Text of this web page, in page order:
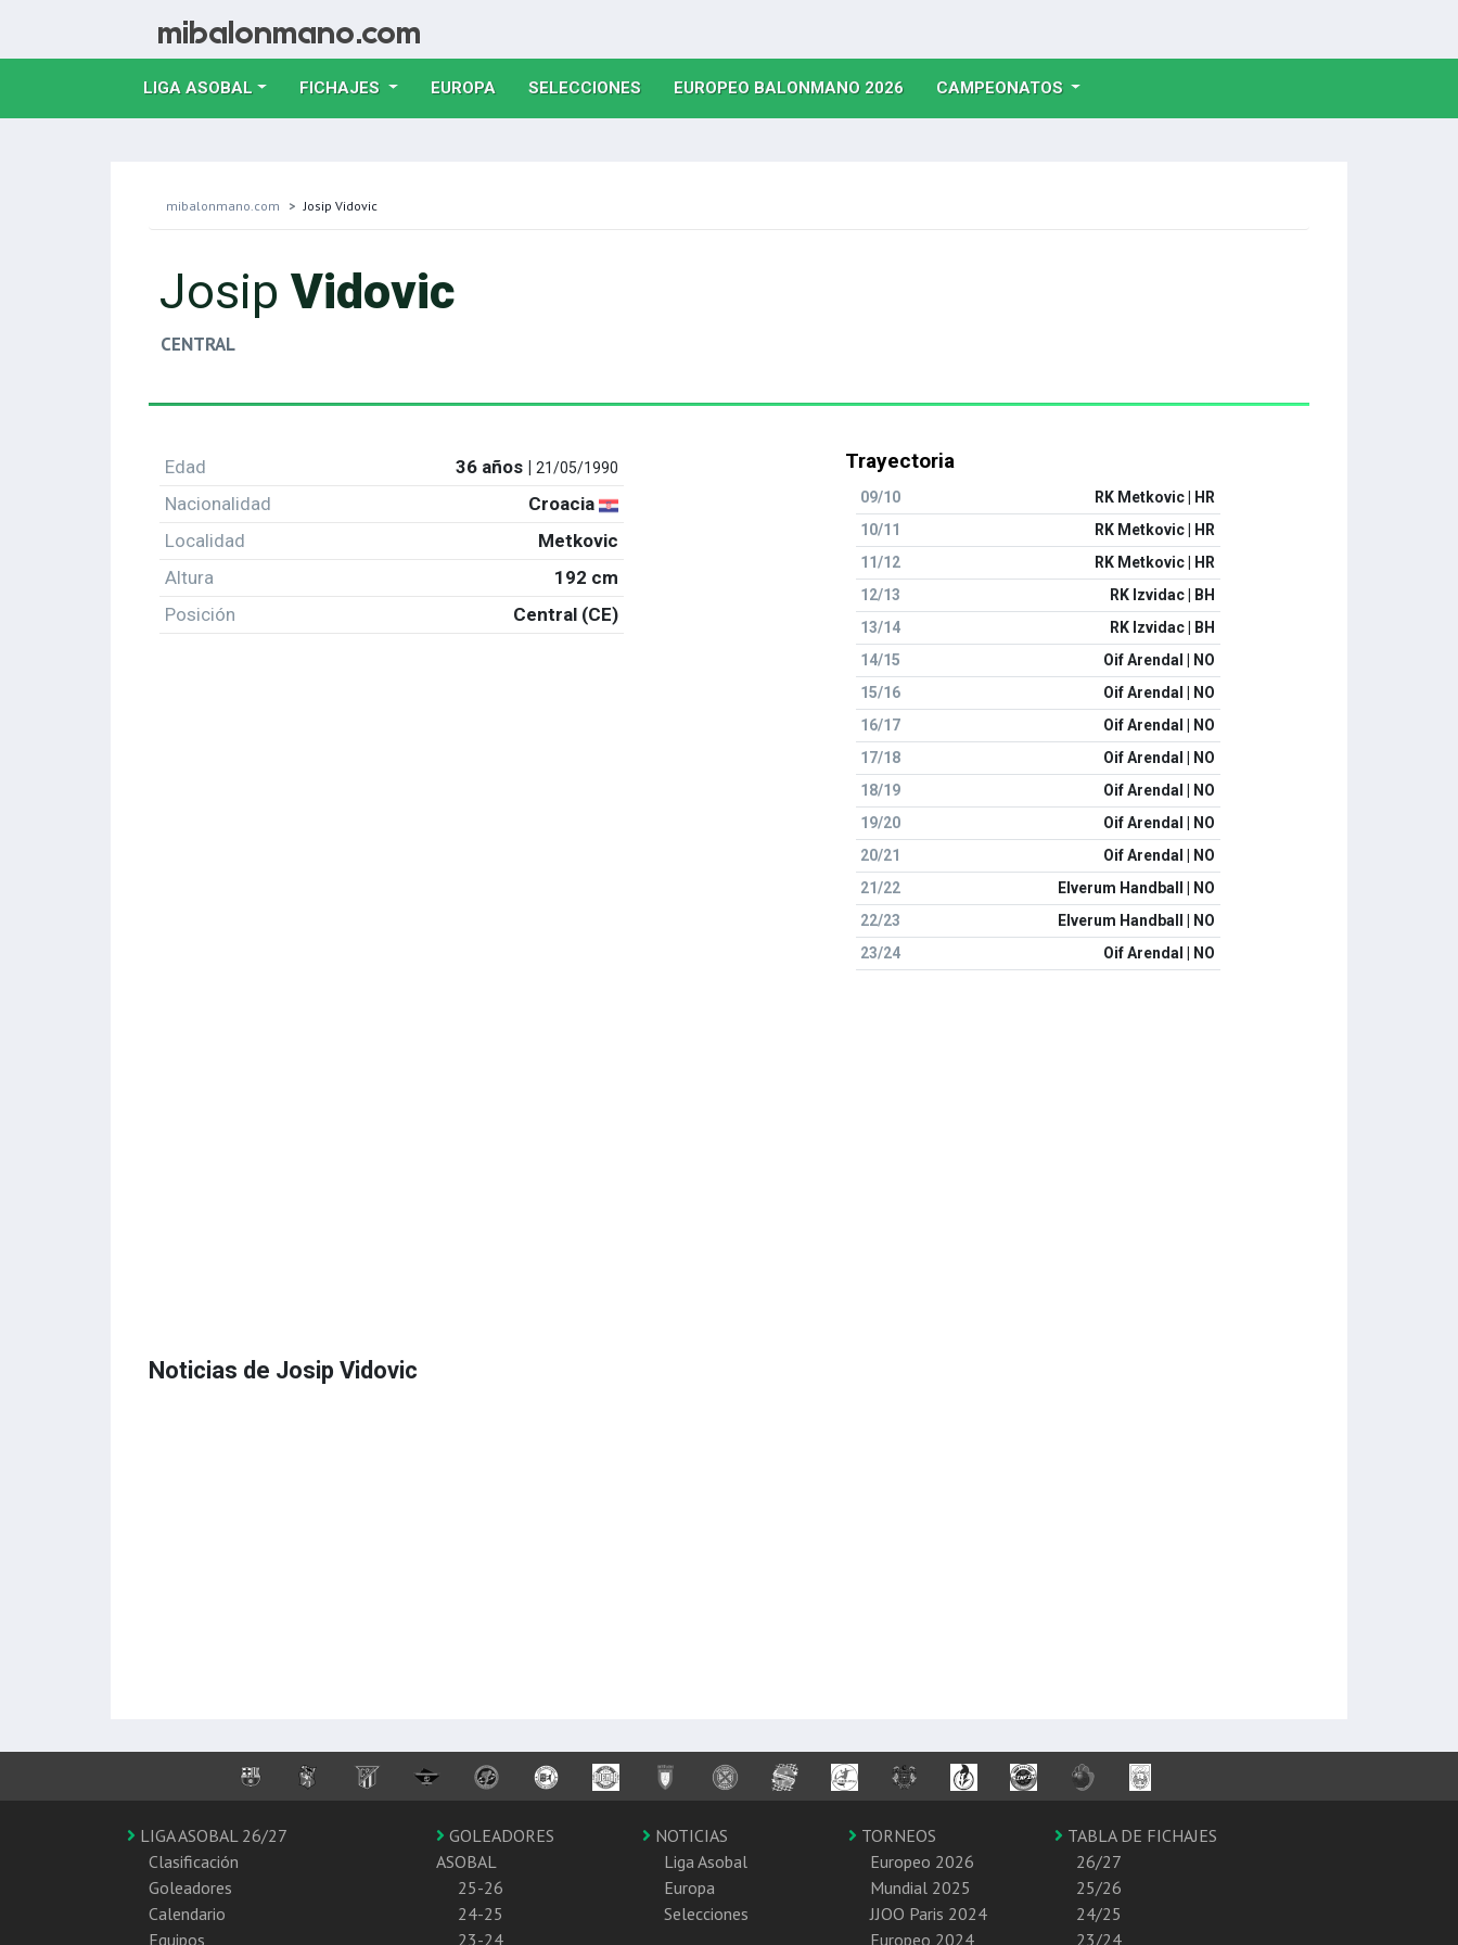
LIGA ASOBAL FICHAJES EUROPA(CURRENT)
SELECCIONES(CURRENT)
EUROPEO BALONMANO 2026(CURRENT)
CAMPEONATOS
mibalonmano.com Josip Vidovic
Josip Vidovic
CENTRAL
Edad 36 años |21/05/1990
Nacionalidad
Croacia
Localidad
Metkovic
Altura
192 cm
Posición
Central (CE)
Trayectoria
09/10
RK Metkovic | HR
10/11
RK Metkovic | HR
11/12
RK Metkovic | HR
12/13
RK Izvidac | BH
13/14
RK Izvidac | BH
14/15
Oif Arendal | NO
15/16
Oif Arendal | NO
16/17
Oif Arendal | NO
17/18
Oif Arendal | NO
18/19
Oif Arendal | NO
19/20
Oif Arendal | NO
20/21
Oif Arendal | NO
21/22
Elverum Handball | NO
22/23
Elverum Handball | NO
23/24
Oif Arendal | NO
Noticias de Josip Vidovic
LIGA ASOBAL 26/27
Clasificación
Goleadores
Calendario
Equipos
GOLEADORES
ASOBAL
25-26
24-25
23-24
NOTICIAS
Liga Asobal
Europa
Selecciones
TORNEOS
Europeo 2026
Mundial 2025
JJOO Paris 2024
Europeo 2024
TABLA DE FICHAJES
26/27
25/26
24/25
23/24